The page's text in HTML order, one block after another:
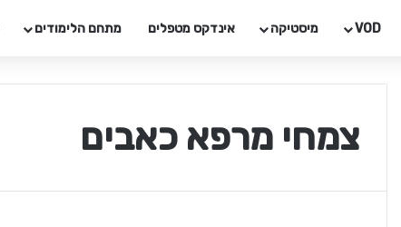
VOD מיסטיקה אינדקס מטפלים מתחם הלימודים
צמחי מרפא כאבים